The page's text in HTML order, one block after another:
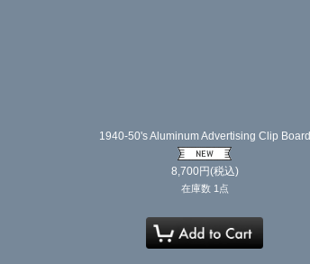
1940-50's Aluminum Advertising Clip Board
8,700円(税込)
在庫数 1点